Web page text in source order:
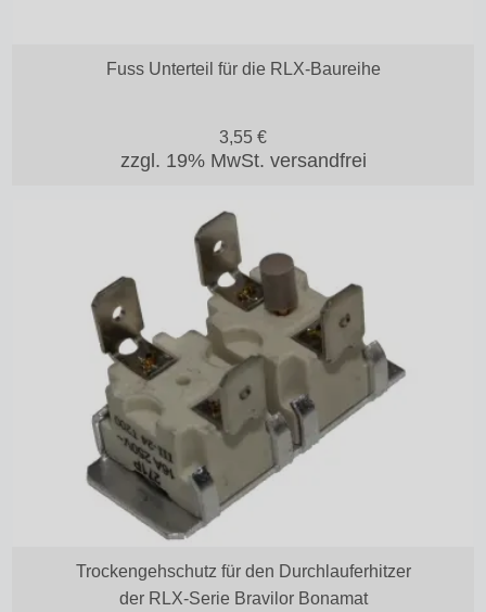
Fuss Unterteil für die RLX-Baureihe
zzgl. 19% MwSt. versandfrei
3,55 €
Trockengehschutz für den Durchlauferhitzer
der RLX-Serie Bravilor Bonamat